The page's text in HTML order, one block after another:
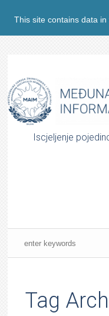
Iscjeljenje
Tag
This site contains data